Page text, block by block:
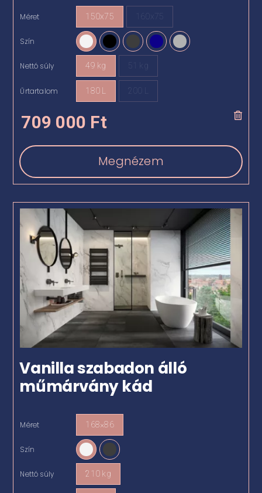
Méret 150x75 160x75
Szín
Nettó súly 49 kg 51 kg
Űrtartalom 180 L 200 L
709 000 Ft
Megnézem
Vanilla szabadon álló
műmárvány kád
Méret 168×86
Szín
Nettó súly 210 kg